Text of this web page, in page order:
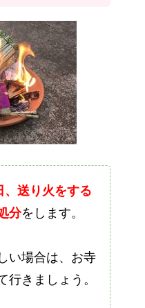
、送り火をする
分をします。
い場合は、お寺
行きましょう。